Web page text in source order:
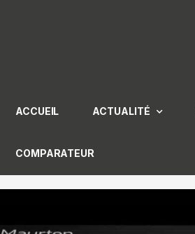
ACCUEIL ACTUALITÉ
COMPARATEUR